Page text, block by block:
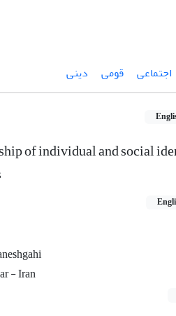
اجتماعی قومی دینی
of individual and social
- Iran